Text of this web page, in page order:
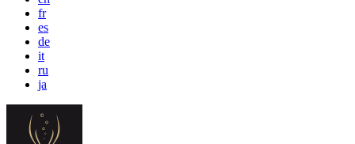
fr
es
de
it
ru
ja